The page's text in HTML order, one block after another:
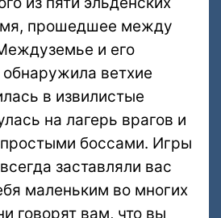
прошедшее между
и его
ветхие
в извилистые
на лагерь врагов и
боссами. Игры
всегда заставляли вас
маленьким во многих
говорят вам, что вы